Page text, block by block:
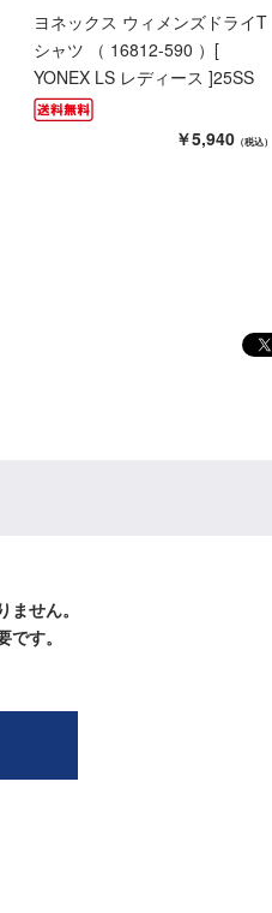
ヨネックス ウィメンズドライT
シャツ （ 16812-590 ）[
YONEX LS レディース ]25SS
￥5,940 （税込）
せん。
です。